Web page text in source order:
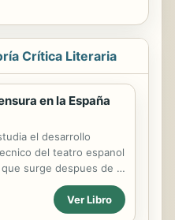
Crítica Literaria
en la España
el desarrollo
del teatro espanol
surge despues de la
En anos recientes la
a este teatro
, -subterraneo- o -
Ver Libro